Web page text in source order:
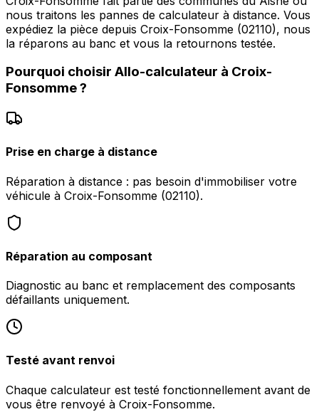
nous traitons les pannes de calculateur à distance. Vous
expédiez la pièce depuis Croix-Fonsomme (02110), nous
la réparons au banc et vous la retournons testée.
Pourquoi choisir Allo-calculateur à Croix-
Fonsomme?
Prise en charge à distance
Réparation à distance : pas besoin d'immobiliser votre
véhicule à Croix-Fonsomme (02110).
Réparation au composant
Diagnostic au banc et remplacement des composants
défaillants uniquement.
Testé avant renvoi
Chaque calculateur est testé fonctionnellement avant de
vous être renvoyé à Croix-Fonsomme.